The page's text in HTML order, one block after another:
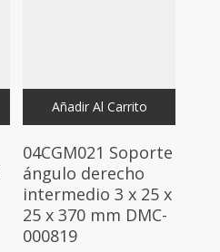
Añadir Al Carrito
04CGM021 Soporte
ángulo derecho
intermedio 3 x 25 x
25 x 370 mm DMC-
000819